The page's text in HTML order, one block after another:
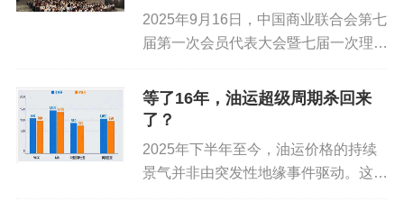
将趋紧，对棉价形成持续支撑，关注后续抛储政策
落地情况。需求端纺织市场淡季氛围有所加重，新
偏弱，成品库存有所累积但仍处低位，负反馈尚未
显现。
策略
2025年9月16日，中国商业联合会第七
届第一次会员代表大会暨七届一次理事
一届全国政协经济委员会副主任、商务
部原副部长、中国商业联合会原会长张
等了16年，油运超级周期杀回来
了？
2025年下半年至今，油运价格的持续
景气并非由突发性地缘事件驱动。这或